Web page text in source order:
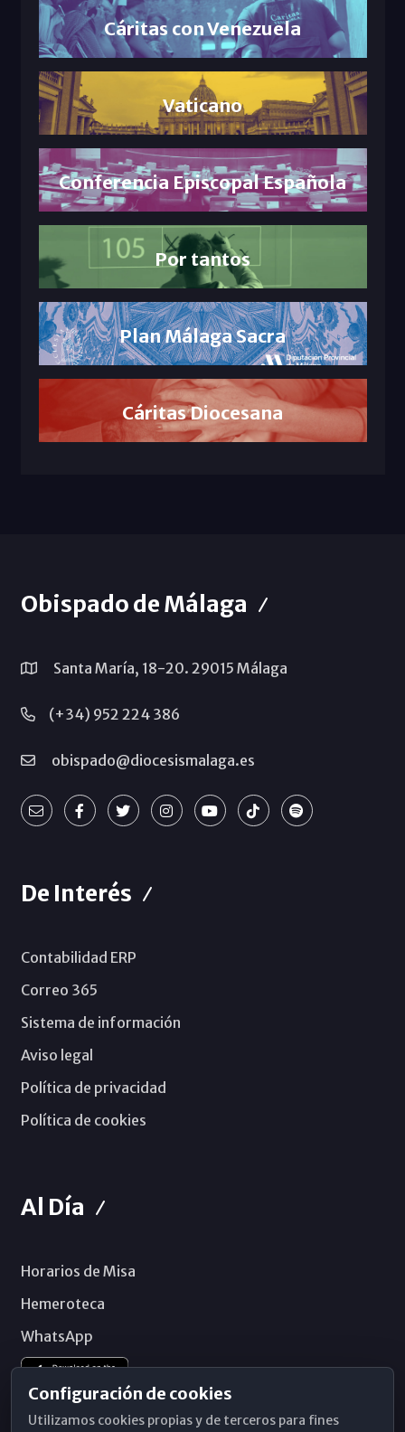
Cáritas con Venezuela
Vaticano
Conferencia Episcopal Española
Por tantos
Plan Málaga Sacra
Cáritas Diocesana
Obispado de Málaga
Santa María, 18-20. 29015 Málaga
(+34) 952 224 386
obispado@diocesismalaga.es
De Interés
Contabilidad ERP
Correo 365
Sistema de información
Aviso legal
Política de privacidad
Política de cookies
Al Día
Horarios de Misa
Hemeroteca
WhatsApp
Configuración de cookies
Utilizamos cookies propias y de terceros para fines